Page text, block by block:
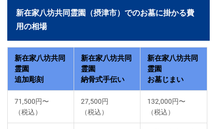
新在家八坊共同霊園（摂津市）でのお墓に掛かる費
用の相場
新在家八坊共同
霊園
追加彫刻
新在家八坊共同
霊園
納骨式手伝い
新在家八坊共同
霊園
お墓じまい
71,500円〜
（税込）
27,500円
（税込）
132,000円〜
（税込）